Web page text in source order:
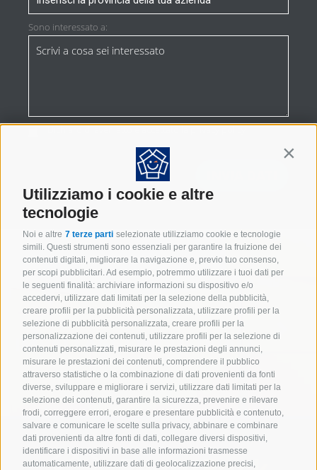
Utilizziamo i cookie e altre
tecnologie
Noi e altre 7 terze parti selezionate utilizziamo cookie e tecnologie
simili. Questi strumenti sono essenziali per garantire la fruizione dei
contenuti digitali, migliorare la navigazione e, previo tuo consenso,
per scopi pubblicitari. Ad esempio, potremmo utilizzare i tuoi dati per
le seguenti finalità: archiviare informazioni su dispositivo e/o
accedervi, utilizzare dati limitati per la selezione della pubblicità,
creare profili per la pubblicità personalizzata, utilizzare profili per la
selezione di pubblicità personalizzata, creare profili per la
personalizzazione dei contenuti, utilizzare profili per la selezione di
contenuti personalizzati, misurare le prestazioni degli annunci,
misurare le prestazioni dei contenuti, comprendere il pubblico
attraverso statistiche o la combinazione di dati provenienti da fonti
diverse, sviluppare e migliorare i servizi, utilizzare dati limitati per la
selezione dei contenuti, garantire la sicurezza, prevenire e rilevare
frodi, correggere errori, erogare e presentare pubblicità e contenuto,
salvare e comunicare le scelte sulla privacy, abbinare e combinare
dati provenienti da altre fonti di dati, collegare diversi dispositivi,
identificare i dispositivi in base alle informazioni trasmesse
automaticamente, utilizzare dati di geolocalizzazione precisi,
Sono interessato a:
Dichiaro di aver letto e accettato laprivacy policy
IMBALLAGGI INDUSTRIALI